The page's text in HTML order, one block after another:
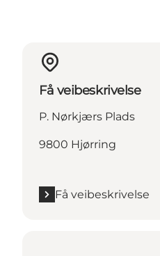
Få veibeskrivelse
P. Nørkjærs Plads
9800 Hjørring
Få veibeskrivelse